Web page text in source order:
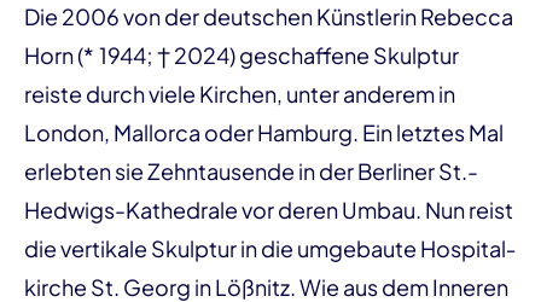
Die 2006 von der deutschen Künstlerin Rebecca
Horn (* 1944; † 2024) geschaffene Skulptur
reiste durch viele Kirchen, unter anderem in
London, Mallorca oder Hamburg. Ein letztes Mal
erlebten sie Zehntausende in der Berliner St.-
Hedwigs-Kathedrale vor deren Umbau. Nun reist
die ver­tikale Skulptur in die umgebaute Hospital­
kirche St. Georg in Lößnitz. Wie aus dem Inneren